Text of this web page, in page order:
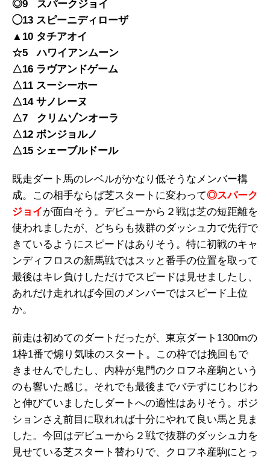
◎9 スパークジョイ
◯13 スピーニディローザ
▲10 タチアオイ
☆5 ハワイアンムーン
△16 ラヴアンドゲーム
△11 スーシーホー
△14 サノレーヌ
△7 クリムゾンオーラ
△12 ボンジョルノ
△15 シェーブルドール
既走ダート馬のレベルがかなり低そうなメンバー構
成。この相手ならば芝スタートに変わって◎スパーク
ジョイが面白そう。デビューから２戦は芝の短距離を
使われましたが、どちらも抜群のダッシュ力で先行で
きているようにスピードはありそう。特に初戦のキャ
ンディフロスの新馬戦ではスッと番手の位置を取って
最後はキレ負けしただけでスピードは見せましたし、
あれだけ走れれば今回のメンバーではスピード上位
か。
前走は初めてのダートだったが、東京ダート1300mの
1枠1番で煽り気味のスタート。この枠では挽回もで
きませんでしたし、内枠が鬼門のクロフネ産駒という
のも響いた感じ。それでも最後までバテずにじわじわ
と伸びていましたしダートへの適性はありそう。ポジ
ションさえ前目に取れれば十分にやれて良い馬と見ま
した。今回はデビューから２戦で抜群のダッシュ力を
見せている芝スタート替わりで、クロフネ産駒にとっ